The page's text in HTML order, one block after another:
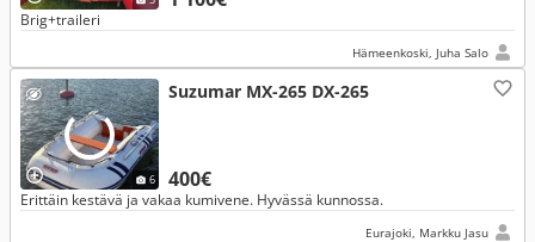
Brig+traileri
Hämeenkoski, Juha Salo
6
Suzumar MX-265 DX-265
400€
Erittäin kestävä ja vakaa kumivene. Hyvässä kunnossa.
Eurajoki, Markku Jasu